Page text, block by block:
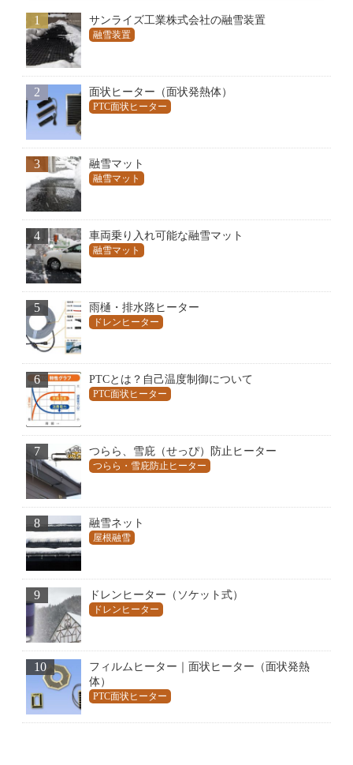
1 サンライズ工業株式会社の融雪装置
融雪装置
2 面状ヒーター（面状発熱体）
PTC面状ヒーター
3 融雪マット
融雪マット
4 車両乗り入れ可能な融雪マット
融雪マット
5 雨樋・排水路ヒーター
ドレンヒーター
6 PTCとは？自己温度制御について
PTC面状ヒーター
7 つらら、雪庇（せっぴ）防止ヒーター
つらら・雪庇防止ヒーター
8 融雪ネット
屋根融雪
9 ドレンヒーター（ソケット式）
ドレンヒーター
10
フィルムヒーター｜面状ヒーター（面状発熱
体）
PTC面状ヒーター